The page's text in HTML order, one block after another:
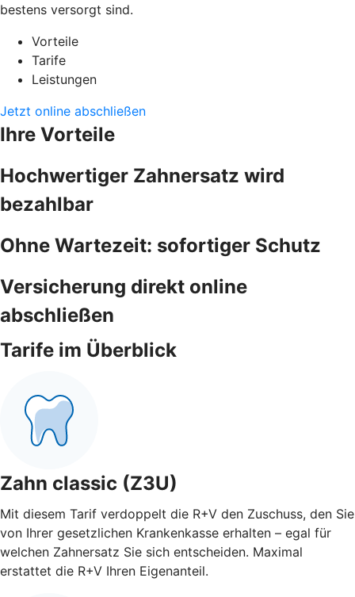
bestens versorgt sind.
Vorteile
Tarife
Leistungen
Jetzt online abschließen
Ihre Vorteile
Hochwertiger Zahnersatz wird
bezahlbar
Ohne Wartezeit: sofortiger Schutz
Versicherung direkt online
abschließen
Tarife im Überblick
Zahn classic (Z3U)
Mit diesem Tarif verdoppelt die R+V den Zuschuss, den Sie
von Ihrer gesetzlichen Krankenkasse erhalten – egal für
welchen Zahnersatz Sie sich entscheiden. Maximal
erstattet die R+V Ihren Eigenanteil.